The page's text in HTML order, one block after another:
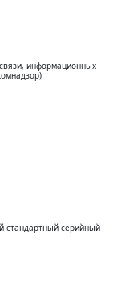
информационных
стандартный серийный